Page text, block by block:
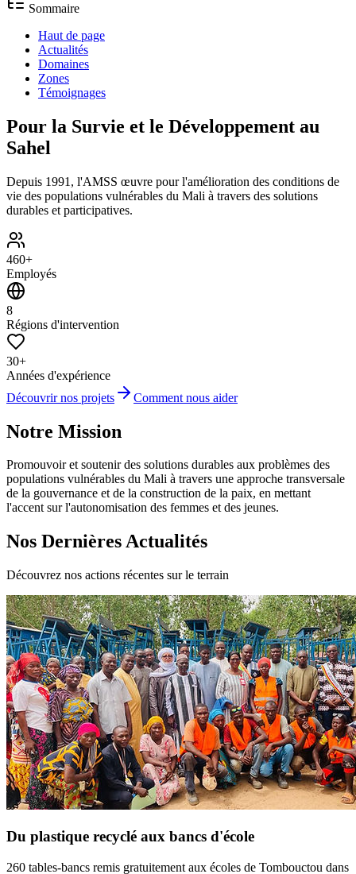
Sommaire
Haut de page
Actualités
Domaines
Zones
Témoignages
Pour la Survie et le Développement au
Sahel
Depuis 1991, l'AMSS œuvre pour l'amélioration des conditions de
vie des populations vulnérables du Mali à travers des solutions
durables et participatives.
460+
Employés
8
Régions d'intervention
30+
Années d'expérience
Découvrir nos projets
Comment nous aider
Notre Mission
Promouvoir et soutenir des solutions durables aux problèmes des
populations vulnérables du Mali à travers une approche transversale
de la gouvernance et de la construction de la paix, en mettant
l'accent sur l'autonomisation des femmes et des jeunes.
Nos Dernières Actualités
Découvrez nos actions récentes sur le terrain
Du plastique recyclé aux bancs d'école
260 tables-bancs remis gratuitement aux écoles de Tombouctou dans